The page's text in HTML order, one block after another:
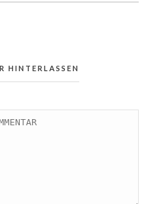
HINTERLASSEN